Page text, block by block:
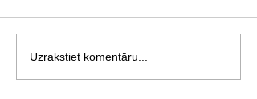
Uzrakstiet komentāru...